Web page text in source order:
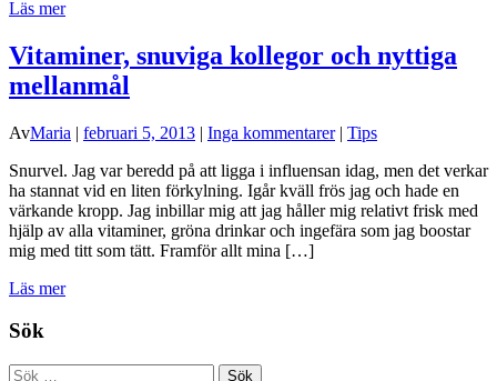
Läs mer
Vitaminer, snuviga kollegor och nyttiga
mellanmål
AvMaria | februari 5, 2013 | Inga kommentarer| Tips
Snurvel. Jag var beredd på att ligga i influensan idag, men det verkar
ha stannat vid en liten förkylning. Igår kväll frös jag och hade en
värkande kropp. Jag inbillar mig att jag håller mig relativt frisk med
hjälp av alla vitaminer, gröna drinkar och ingefära som jag boostar
mig med titt som tätt. Framför allt mina […]
Läs mer
Sök
Sök